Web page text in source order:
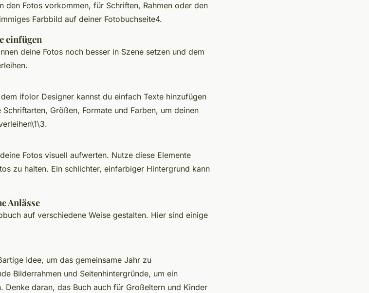
den Fotos vorkommen, für Schriften, Rahmen oder den
Farbbild auf deiner Fotobuchseite4.
einfügen
deine Fotos noch besser in Szene setzen und dem
ifolor Designer kannst du einfach Texte hinzufügen
Größen, Formate und Farben, um deinen
Fotos visuell aufwerten. Nutze diese Elemente
zu halten. Ein schlichter, einfarbiger Hintergrund kann
Anlässe
auf verschiedene Weise gestalten. Hier sind einige
Idee, um das gemeinsame Jahr zu
Bilderrahmen und Seitenhintergründe, um ein
Denke daran, das Buch auch für Großeltern und Kinder